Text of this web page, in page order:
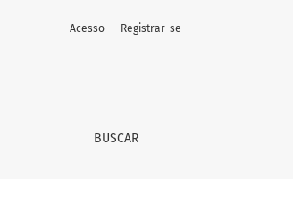
BUSCAR
Acesso Registrar-se